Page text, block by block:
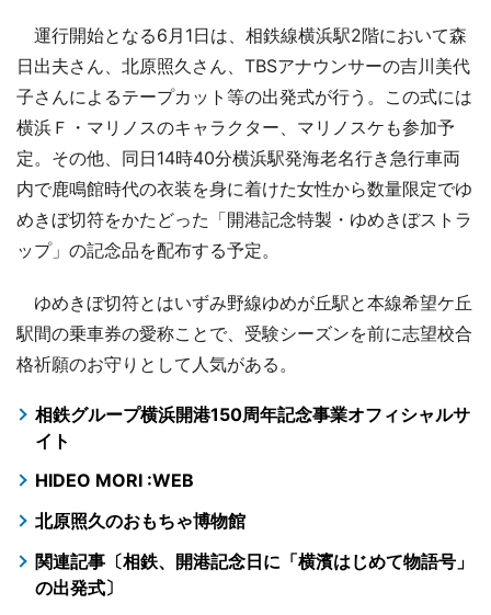
運行開始となる6月1日は、相鉄線横浜駅2階において森
日出夫さん、北原照久さん、TBSアナウンサーの吉川美代
子さんによるテープカット等の出発式が行う。この式には
横浜Ｆ・マリノスのキャラクター、マリノスケも参加予
定。その他、同日14時40分横浜駅発海老名行き急行車両
内で鹿鳴館時代の衣装を身に着けた女性から数量限定でゆ
めきぼ切符をかたどった「開港記念特製・ゆめきぼストラ
ップ」の記念品を配布する予定。
ゆめきぼ切符とはいずみ野線ゆめが丘駅と本線希望ケ丘
駅間の乗車券の愛称ことで、受験シーズンを前に志望校合
格祈願のお守りとして人気がある。
相鉄グループ横浜開港150周年記念事業オフィシャルサ
イト
HIDEO MORI :WEB
北原照久のおもちゃ博物館
関連記事〔相鉄、開港記念日に「横濱はじめて物語号」
の出発式〕